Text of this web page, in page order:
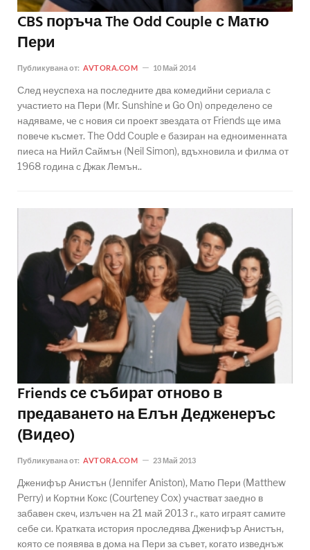
CBS поръча The Odd Couple с Матю
Пери
Публикувана от: AVTORA.COM 10 Май 2014
След неуспеха на последните два комедийни сериала с
участието на Пери (Mr. Sunshine и Go On) определено се
надяваме, че с новия си проект звездата от Friends ще има
повече късмет. The Odd Couple е базиран на едноименната
пиеса на Нийл Саймън (Neil Simon), вдъхновила и филма от
1968 година с Джак Лемън..
Friends се събират отново в
предаването на Елън Дедженеръс
(Видео)
Публикувана от: AVTORA.COM 23 Май 2013
Дженифър Анистън (Jennifer Aniston), Матю Пери (Matthew
Perry) и Кортни Кокс (Courteney Cox) участват заедно в
забавен скеч, излъчен на 21 май 2013 г., като играят самите
себе си. Кратката история проследява Дженифър Анистън,
която се появява в дома на Пери за съвет, когато изведнъж